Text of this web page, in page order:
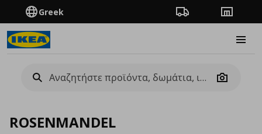
Greek Πορεία παραγγελίας
Camera
ROSENMANDEL